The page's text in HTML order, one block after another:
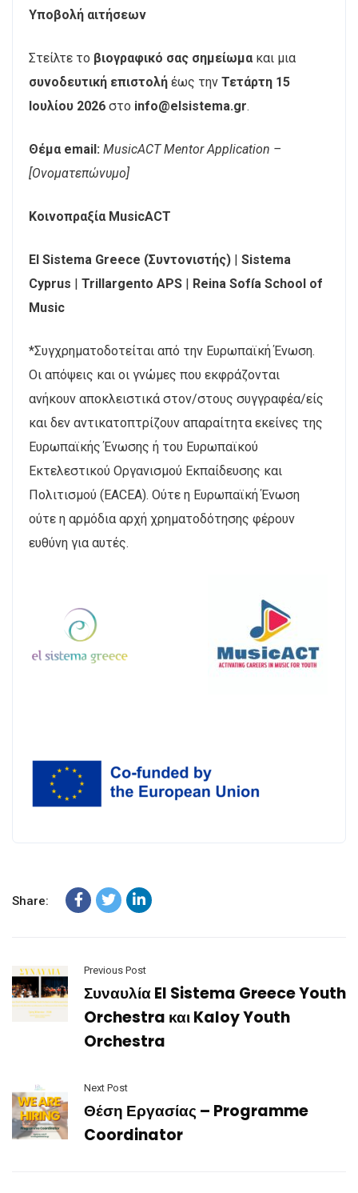
Υποβολή αιτήσεων
Στείλτε το βιογραφικό σας σημείωμακαι μια
συνοδευτική επιστολή έως την Τετάρτη 15
Ιουλίου 2026 στο info@elsistema.gr.
Θέμα email: MusicACT Mentor Application –
[Ονοματεπώνυμο]
Κοινοπραξία MusicACT
El Sistema Greece (Συντονιστής)
Sistema
Cyprus
Trillargento APS
Reina Sofía School of
Music
*Συγχρηματοδοτείται από την Ευρωπαϊκή Ένωση.
Οι απόψεις και οι γνώμες που εκφράζονται
ανήκουν αποκλειστικά στον/στους συγγραφέα/είς
και δεν αντικατοπτρίζουν απαραίτητα εκείνες της
Ευρωπαϊκής Ένωσης ή του Ευρωπαϊκού
Εκτελεστικού Οργανισμού Εκπαίδευσης και
Πολιτισμού (EACEA). Ούτε η Ευρωπαϊκή Ένωση
ούτε η αρμόδια αρχή χρηματοδότησης φέρουν
ευθύνη για αυτές.
Share:
Previous Post
Συναυλία El Sistema Greece Youth
Orchestra και Kaloy Youth
Orchestra
Next Post
Θέση Εργασίας – Programme
Coordinator